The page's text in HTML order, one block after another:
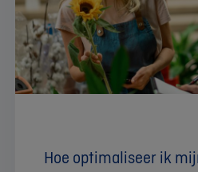
Hoe optimaliseer ik